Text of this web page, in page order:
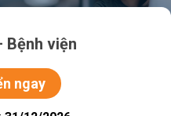
Bệnh viện
ngay